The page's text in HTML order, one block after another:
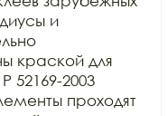
и
краской для
52169-2003
проходят